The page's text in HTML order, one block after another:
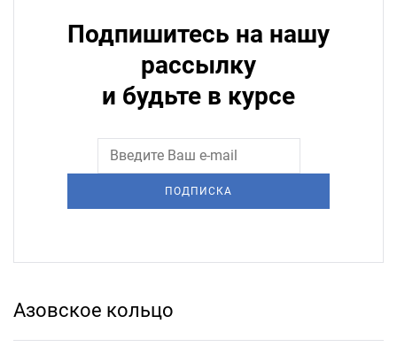
Подпишитесь на нашу
рассылку
и будьте в курсе
ПОДПИСКА
Азовское кольцо